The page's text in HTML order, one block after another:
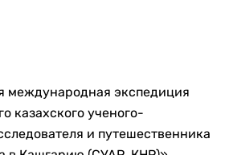
международная экспедиция
казахского ученого-
и путешественника